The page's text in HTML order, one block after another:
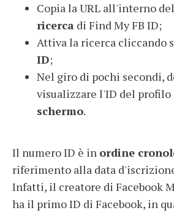
Copia la URL all'interno
ricerca di Find My FB ID;
Attiva la ricerca cliccando
ID;
Nel giro di pochi secondi,
visualizzare l'ID del profilo
schermo.
Il numero ID è in ordine
riferimento alla data
Infatti, il creatore di Facebook
ha il primo ID di Facebook, in